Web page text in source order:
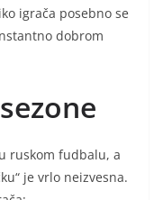
igrača posebno se
dobrom
ruskom fudbalu, a
je vrlo neizvesna.